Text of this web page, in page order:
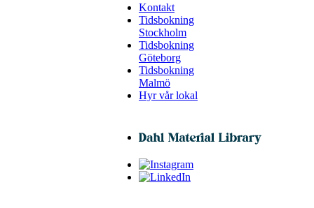
Kontakt
Tidsbokning
Stockholm
Tidsbokning
Göteborg
Tidsbokning
Malmö
Hyr vår lokal